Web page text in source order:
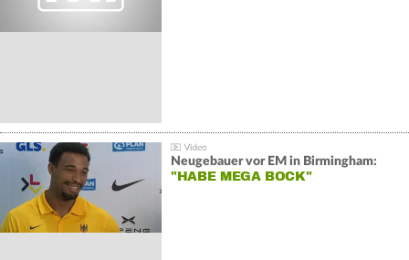
Neugebauer vor EM in Birmingham:
"HABE MEGA BOCK"